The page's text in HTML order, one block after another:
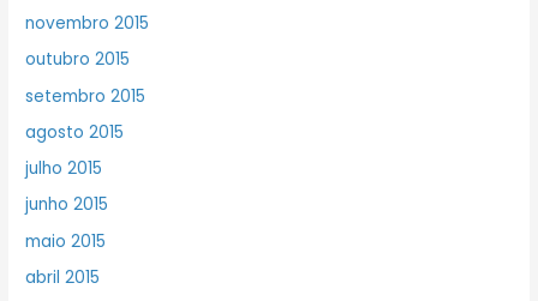
novembro 2015
outubro 2015
setembro 2015
agosto 2015
julho 2015
junho 2015
maio 2015
abril 2015